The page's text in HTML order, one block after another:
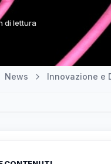
di lettura
News Innovazione e